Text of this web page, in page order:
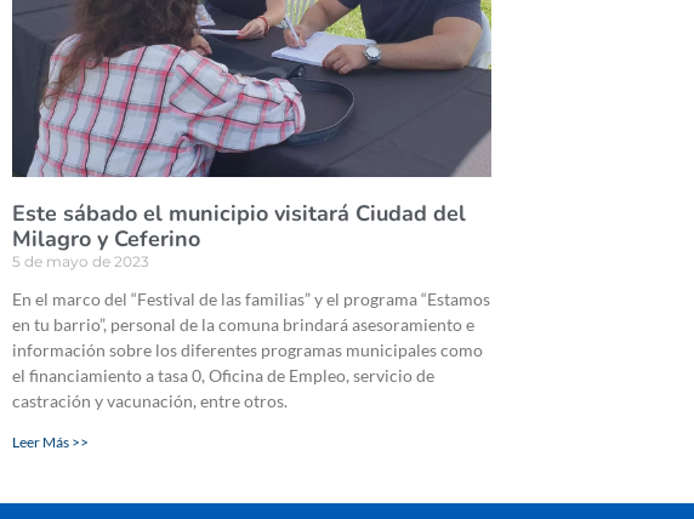
Este sábado el municipio visitará Ciudad del
Milagro y Ceferino
5 de mayo de 2023
En el marco del “Festival de las familias” y el programa “Estamos
en tu barrio”, personal de la comuna brindará asesoramiento e
información sobre los diferentes programas municipales como
el financiamiento a tasa 0, Oficina de Empleo, servicio de
castración y vacunación, entre otros.
Leer Más >>